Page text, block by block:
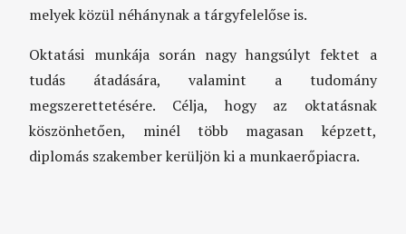
melyek közül néhánynak a tárgyfelelőse is.
Oktatási munkája során nagy hangsúlyt fektet a
tudás átadására, valamint a tudomány
megszerettetésére. Célja, hogy az oktatásnak
köszönhetően, minél több magasan képzett,
diplomás szakember kerüljön ki a munkaerőpiacra.